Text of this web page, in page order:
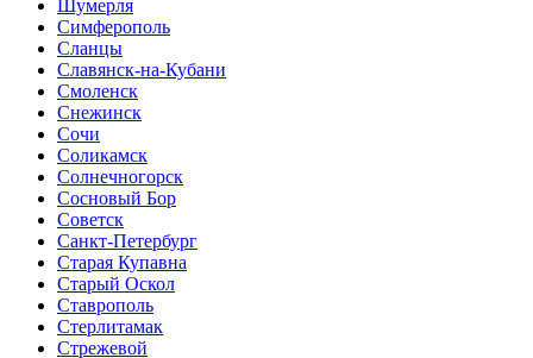
Шумерля
Симферополь
Сланцы
Славянск-на-Кубани
Смоленск
Снежинск
Сочи
Соликамск
Солнечногорск
Сосновый Бор
Советск
Санкт-Петербург
Старая Купавна
Старый Оскол
Ставрополь
Стерлитамак
Стрежевой